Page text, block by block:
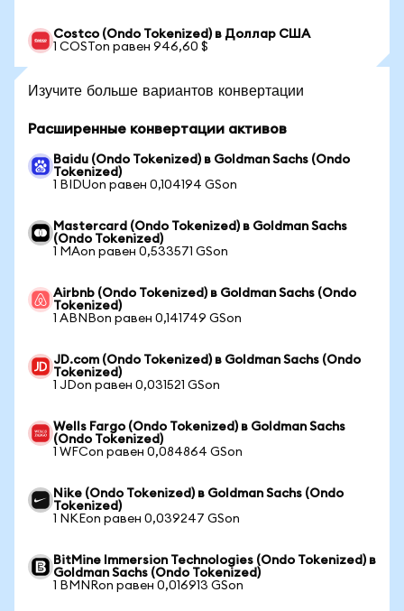
Costco (Ondo Tokenized) в Доллар США
1 COSTon равен 946,60 $
Изучите больше вариантов конвертации
Расширенные конвертации активов
Baidu (Ondo Tokenized) в Goldman Sachs (Ondo
Tokenized)
1 BIDUon равен 0,104194 GSon
Mastercard (Ondo Tokenized) в Goldman Sachs
(Ondo Tokenized)
1 MAon равен 0,533571 GSon
Airbnb (Ondo Tokenized) в Goldman Sachs (Ondo
Tokenized)
1 ABNBon равен 0,141749 GSon
JD.com (Ondo Tokenized) в Goldman Sachs (Ondo
Tokenized)
1 JDon равен 0,031521 GSon
Wells Fargo (Ondo Tokenized) в Goldman Sachs
(Ondo Tokenized)
1 WFCon равен 0,084864 GSon
Nike (Ondo Tokenized) в Goldman Sachs (Ondo
Tokenized)
1 NKEon равен 0,039247 GSon
BitMine Immersion Technologies (Ondo Tokenized) в
Goldman Sachs (Ondo Tokenized)
1 BMNRon равен 0,016913 GSon